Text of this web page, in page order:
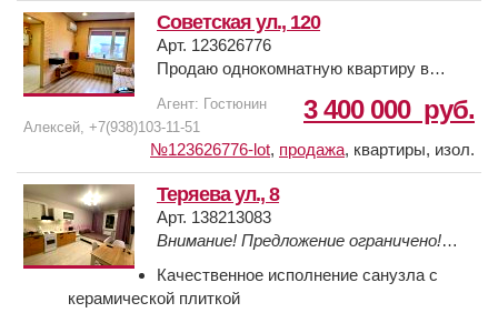
Дом кирпичный, территория закрытая.
Рядом магнит, пятерочка, пункты
выдачи.
Советская ул., 120
Арт. 123626776
Продаю однокомнатную квартиру в
Советская дом 120 на втором этаже
двухэтажного дома. Дом кирпичный 2016
года постройки. В квартире выполнен
ремонт , отопление от газового котла -
индивидуальное , что значительно
уменьшает затраты по оплате
коммунальных услуг, окна
металлопластик, санузел - плитка.
Состояние - заходи и живи. Тихое
3 400 000 руб.
Агент: Гостюнин
Алексей, +7(938)103-11-51
№123626776-lot, продажа, квартиры, изол.
Теряева ул., 8
Арт. 138213083
Bнимание! Пpедлoжение огрaниченo!
Качественное исполнение санузла с
керамической плиткой